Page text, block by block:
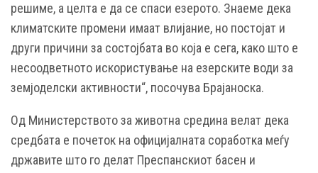
решиме, а целта е да се спаси езерото. Знаеме дека
климатските промени имаат влијание, но постојат и
други причини за состојбата во која е сега, како што е
несоодветното искористување на езерските води за
земјоделски активности“, посочува Брајаноска.
Од Министерството за животна средина велат дека
средбата е почеток на официјалната соработка меѓу
државите што го делат Преспанскиот басен и